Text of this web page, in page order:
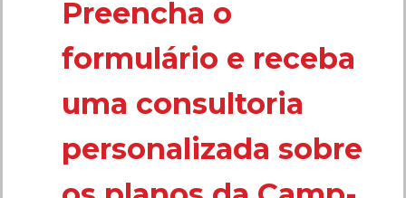
Preencha o
formulário e receba
uma consultoria
personalizada sobre